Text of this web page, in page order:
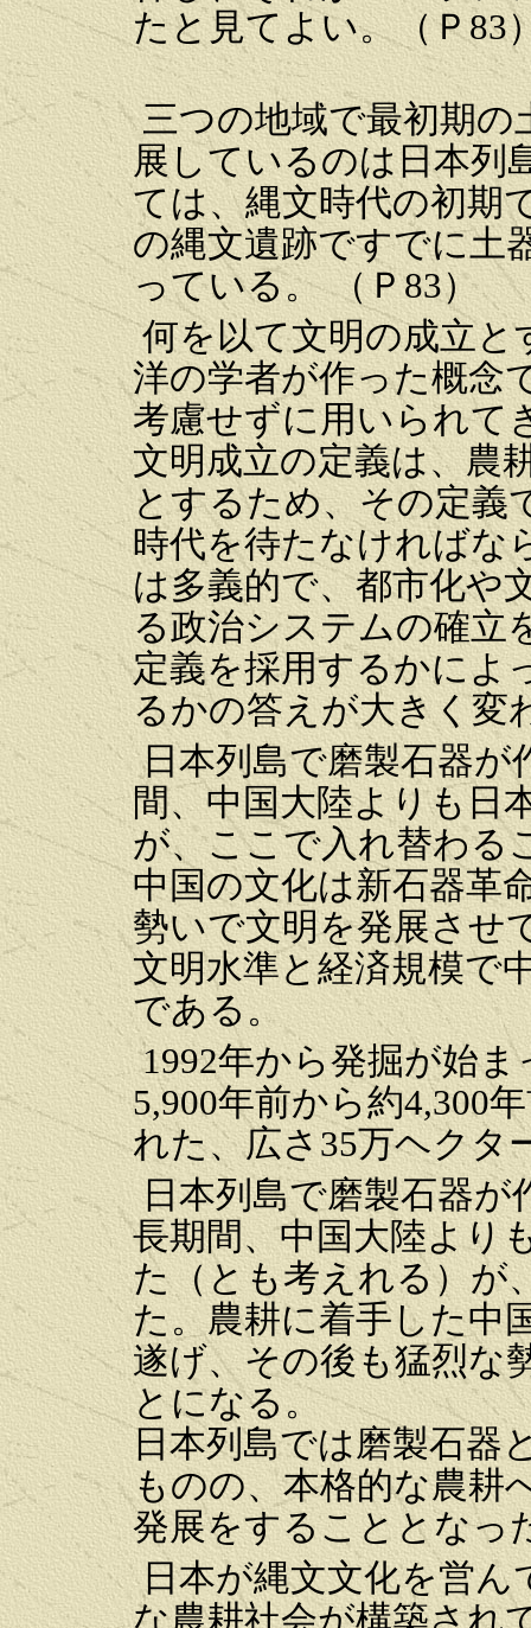
たと見てよい。（Ｐ83
三つの地域で最初期
展しているのは日本列
ては、縄文時代の初期
の縄文遺跡ですでに土
っている。 （Ｐ83）
何を以て文明の成立
洋の学者が作った概念
考慮せずに用いられて
文明成立の定義は、農
とするため、その定義
時代を待たなければな
は多義的で、都市化や
る政治システムの確立
定義を採用するかによ
るかの答えが大きく変
日本列島で磨製石器が
間、中国大陸よりも日
が、ここで入れ替わる
中国の文化は新石器革
勢いで文明を発展させ
文明水準と経済規模で
である。
1992年から発掘が始
5,900年前から約4,300
れた、広さ35万ヘクタ
日本列島で磨製石器が
長期間、中国大陸より
た（とも考えれる）が
た。農耕に着手した中
遂げ、その後も猛烈な
とになる。
日本列島では磨製石器
ものの、本格的な農耕
発展をすることとなっ
日本が縄文文化を営ん
な農耕社会が構築され